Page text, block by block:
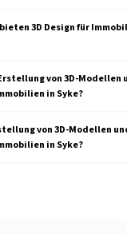
3D Design für
von 3D-Modellen
in Syke?
von 3D-Modellen
in Syke?